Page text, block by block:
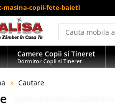
masina-copii-fete-baieti
Camere Copii si Tineret
Dormitor Copii si Tineret
Cautare